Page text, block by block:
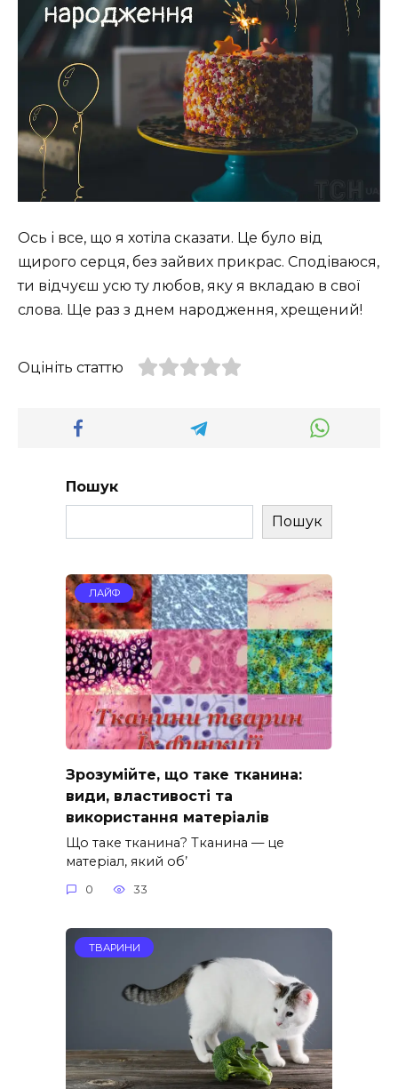
Ось і все, що я хотіла сказати. Це було від
щирого серця, без зайвих прикрас. Сподіваюся,
ти відчуєш усю ту любов, яку я вкладаю в свої
слова. Ще раз з днем народження, хрещений!
Оцініть статтю
Пошук
Пошук
ЛАЙФ
Зрозумійте, що таке тканина:
види, властивості та
використання матеріалів
Що таке тканина? Тканина — це
матеріал, який об’
0 33
ТВАРИНИ